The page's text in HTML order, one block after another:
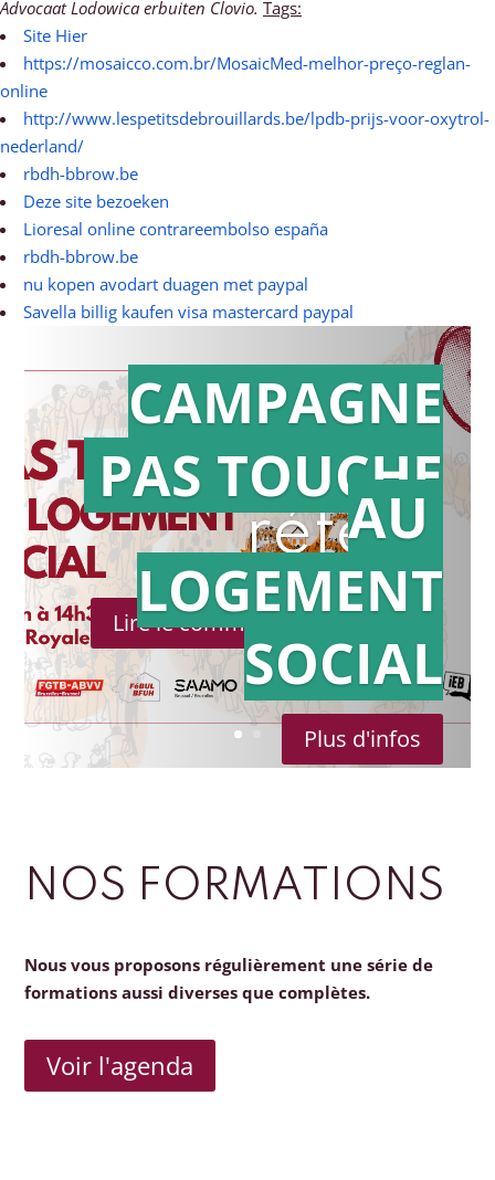
Advocaat Lodowica erbuiten Clovio. Tags:
Site Hier
https://mosaicco.com.br/MosaicMed-melhor-preço-reglan-
online
http://www.lespetitsdebrouillards.be/lpdb-prijs-voor-oxytrol-
nederland/
rbdh-bbrow.be
Deze site bezoeken
Lioresal online contrareembolso españa
rbdh-bbrow.be
nu kopen avodart duagen met paypal
Savella billig kaufen visa mastercard paypal
Action en
référé
Lire le communiqué de presse
CAMPAGNE
PAS TOUCHE
AU
LOGEMENT
SOCIAL
Plus d'infos
NOS FORMATIONS
Nous vous proposons régulièrement une série de
formations aussi diverses que complètes.
Voir l'agenda